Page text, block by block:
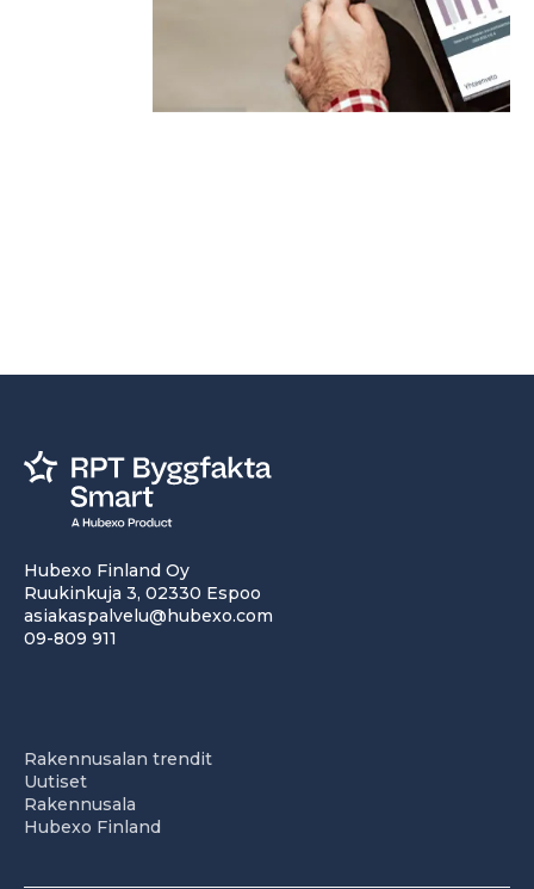
Hubexo Finland Oy
Ruukinkuja 3, 02330 Espoo
asiakaspalvelu@hubexo.com
09-809 911
Rakennusalan trendit
Uutiset
Rakennusala
Hubexo Finland